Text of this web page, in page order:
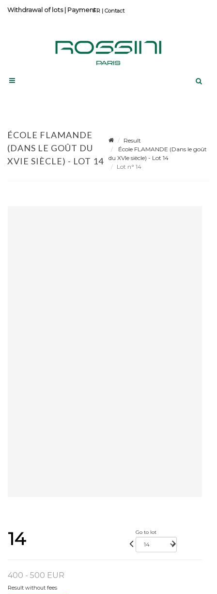
Contact
Withdrawal of lots| Payment
ÉCOLE FLAMANDE
(DANS LE GOÛT DU
XVIE SIÈCLE) - LOT 14
Result
École FLAMANDE (Dans le goût
du XVIe siècle) - Lot 14
Lot n° 14
14 Go to lot
400 - 500 EUR
Result without fees